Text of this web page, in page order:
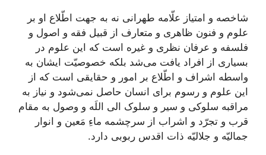
شاخصه و امتياز علّامه طهرانى نه به جهت اطّلاع او بر
علوم و فنون ظاهرى و متعارف از قبيل فقه و اصول و
فلسفه و عرفان نظرى و غيره است كه اين علوم در
بسيارى از افراد يافت می‌‏شد بلکه خصوصيّت ايشان به
واسطه اشراف و اطّلاع بر امور و حقايقى است كه از
اين علوم و رسوم براى انسان حاصل نمی‌‏شود و نياز به
مراقبه سلوكى و سير و سلوک الى اللَه و وصول به مقام
قرب و تجرّد و اشراب از سرچشمه ماءِ مَعين و انوار
جماليّه و جلاليّه ذات اقدس ربوبى دارد.